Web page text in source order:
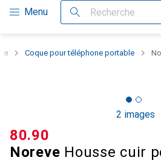
Navigation par catégorie
Menu Recherche
Coque pour téléphone portable
2 images
Noreve Housse cuir
CHF
80.90